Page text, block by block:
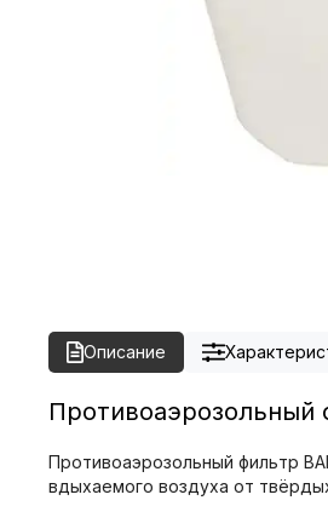
Описание
Противоаэрозольный
Противоаэрозольный фильтр
вдыхаемого воздуха от